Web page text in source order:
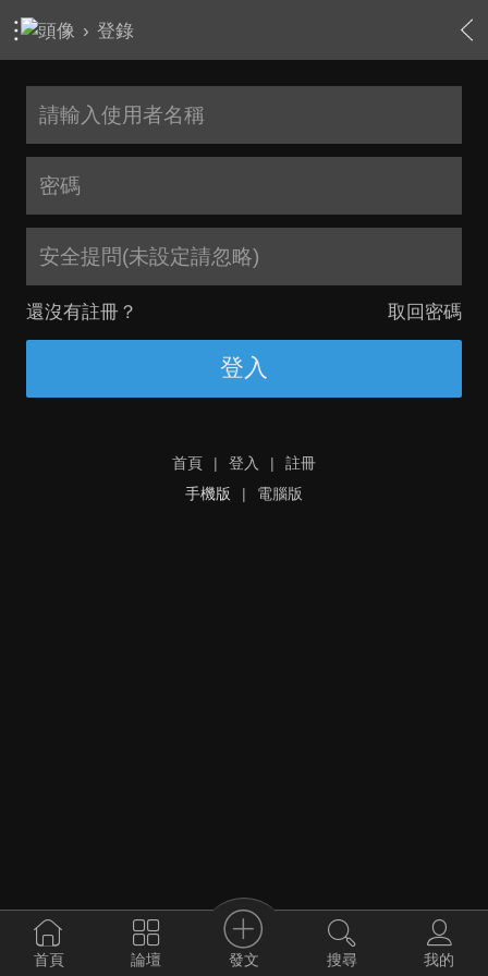
› 登錄
安全提問(未設定請忽略)
還沒有註冊？ 取回密碼
登入
首頁 | 登入 |
註冊
手機版
| 電腦版
首頁 論壇 發文 搜尋 我的